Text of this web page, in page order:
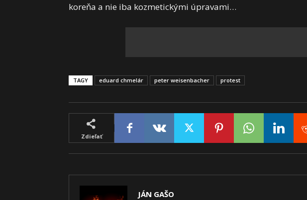
koreňa a nie iba kozmetickými úpravami…
TAGY eduard chmelár peter weisenbacher protest
Zdieľať
JÁN GAŠO